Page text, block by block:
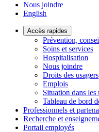
Nous joindre
English
Accès rapides
Prévention,
Soins et services
Hospitalisation
Nous joindre
Droits des usagers
Emplois
Situation dans les
Tableau de bord
Professionnels et
Recherche et
Portail employés